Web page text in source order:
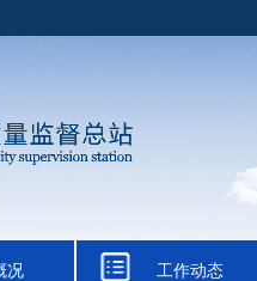
况 工作动态